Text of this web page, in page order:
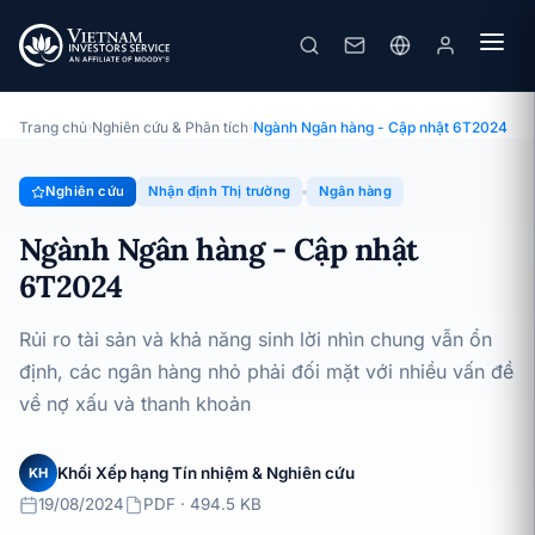
Ngành Ngân hàng - Cập nhật 6T2024
Chuyên đề · Nhận định Thị trường · 19/08/2024
Trang chủ›Nghiên cứu & Phân tích›Ngành Ngân hàng - Cập nhật 6T2024
Nghiên cứu Nhận định Thị trường Ngân hàng
Ngành Ngân hàng - Cập nhật
6T2024
Rủi ro tài sản và khả năng sinh lời nhìn chung vẫn ổn
định, các ngân hàng nhỏ phải đối mặt với nhiều vấn đề
về nợ xấu và thanh khoản
KH
Khối Xếp hạng Tín nhiệm & Nghiên cứu
19/08/2024
PDF · 494.5 KB